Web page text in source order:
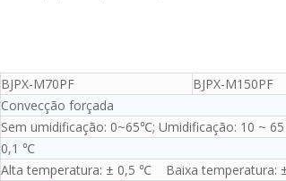
BJPX-M70PF BJPX-M150PF
Convecção forçada
Sem umidificação: 0~65℃; Umidificação: 10 ~
0,1 ℃
Alta temperatura: ± 0,5 ℃ Baixa temperatura: